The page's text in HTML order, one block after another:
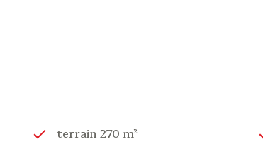
cadre de vie idyllique, où authenticité et
être exposée, veuillez consulter le
terrain 270 m²